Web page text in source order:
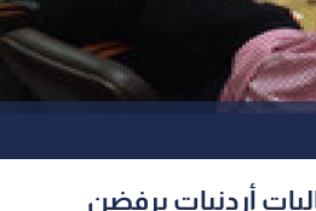
أردنيات يرفضن